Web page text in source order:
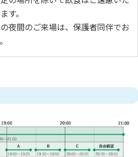
す。
夜間のご来場は、保護者同伴でお